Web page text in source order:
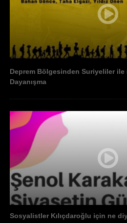
Deprem Bölgesinden Suriyeliler
Dayanışma
Sosyalistler Kılıçdaroğlu için ne